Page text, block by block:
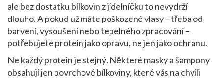
ale bez dostatku bílkovin z jídelníčku to nevydrží
dlouho. A pokud už máte poškozené vlasy – třeba od
barvení, vysoušení nebo tepelného zpracování –
potřebujete protein jako opravu, ne jen jako ochranu.
Ne každý protein je stejný. Některé masky a šampony
obsahují jen povrchové bílkoviny, které vás na chvíli